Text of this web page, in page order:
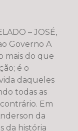
– JOSÉ,
Governo A
mais do que
é o
daqueles
todas as
Em
da
da história